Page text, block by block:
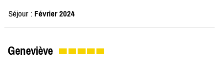
Séjour : Février 2024
Geneviève